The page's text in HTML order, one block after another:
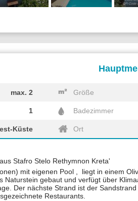
max. 2 Größe
1 Badezimmer
Küste Ort
Stafro Stelo Rethymnon Kreta'
mit eigenen Pool , liegt in einem
Naturstein gebaut und verfügt über
Der nächste Strand ist der
Restaurants.